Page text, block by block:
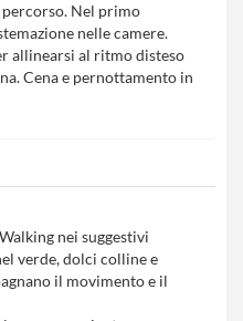
Nel primo
nelle camere.
allinearsi al ritmo disteso
Cena e pernottamento in
nei suggestivi
verde, dolci colline e
il movimento e il